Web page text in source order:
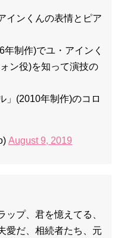
インくんの表情とピア
制作)でユ・アインく
ン役)を知って演技の
」(2010年制作)のコロ
August 9, 2019
ップ、君を憶えてる、
愛だ、相続者たち、元